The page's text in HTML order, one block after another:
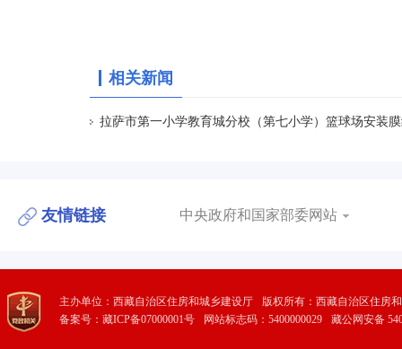
相关新闻
拉萨市第一小学教育城分校（第七小学）篮球场安装
友情链接 中央政府和国家部委网站
主办单位：西藏自治区住房和城乡建设厅
版权所有：西藏自治区住房
备案号：藏ICP备07000001号
网站标志码：5400000029 藏公网安备